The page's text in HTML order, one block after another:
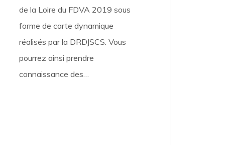
de la Loire du FDVA 2019 sous
forme de carte dynamique
réalisés par la DRDJSCS. Vous
pourrez ainsi prendre
connaissance des…